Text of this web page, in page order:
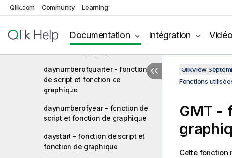
Qlik.com Community Learning
Documentation Intégration
daylightsaving - fonction de
dayname - fonction de script et
daynumberofquarter - fonction
de script et fonction de
graphique
daynumberofyear - fonction de
script et fonction de graphique
daystart - fonction de script et
fonction de graphique
QlikView
Fonctions
GMT -
Cette fonction